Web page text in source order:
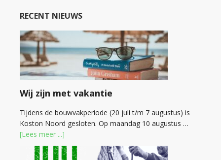
RECENT NIEUWS
Wij zijn met vakantie
Tijdens de bouwvakperiode (20 juli t/m 7 augustus) is
Koston Noord gesloten. Op maandag 10 augustus …
[Lees meer ...]